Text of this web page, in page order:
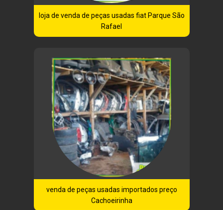
loja de venda de peças usadas fiat Parque São
Rafael
venda de peças usadas importados preço
Cachoeirinha